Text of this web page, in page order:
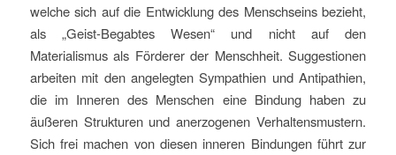
welche sich auf die Entwicklung des Menschseins bezieht,
als „Geist-Begabtes Wesen“ und nicht auf den
Materialismus als Förderer der Menschheit. Suggestionen
arbeiten mit den angelegten Sympathien und Antipathien,
die im Inneren des Menschen eine Bindung haben zu
äußeren Strukturen und anerzogenen Verhaltensmustern.
Sich frei machen von diesen inneren Bindungen führt zur